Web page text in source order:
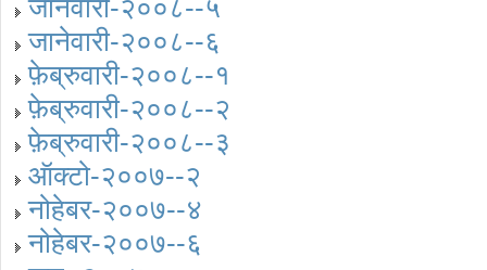
जानेवारी-२००८--५
जानेवारी-२००८--६
फ़ेब्रुवारी-२००८--१
फ़ेब्रुवारी-२००८--२
फ़ेब्रुवारी-२००८--३
ऑक्टो-२००७--२
नोहेबर-२००७--४
नोहेबर-२००७--६